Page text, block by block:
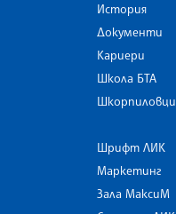
История
Документи
Кариери
Школа БТА
Шкорпиловци
Шрифт ЛИК
Маркетинг
Зала МаксиМ